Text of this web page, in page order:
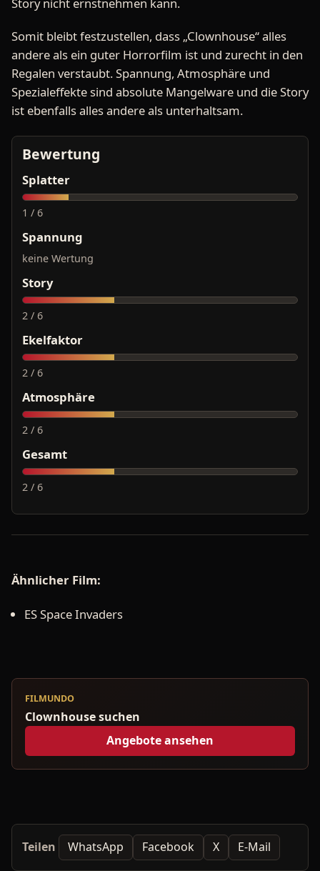
Story nicht ernstnehmen kann.
Somit bleibt festzustellen, dass „Clownhouse“ alles
andere als ein guter Horrorfilm ist und zurecht in den
Regalen verstaubt. Spannung, Atmosphäre und
Spezialeffekte sind absolute Mangelware und die Story
ist ebenfalls alles andere als unterhaltsam.
Bewertung
Splatter
1 / 6
Spannung
keine Wertung
Story
2 / 6
Ekelfaktor
2 / 6
Atmosphäre
2 / 6
Gesamt
2 / 6
Ähnlicher Film:
ES Space Invaders
FILMUNDO
Clownhouse suchen
Angebote ansehen
Teilen WhatsApp Facebook X E-Mail